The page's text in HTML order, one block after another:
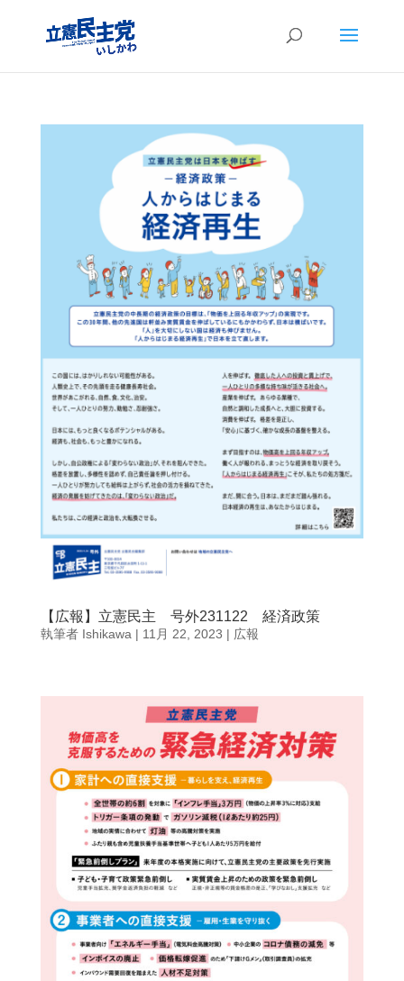
【広報】立憲民主 号外231122 経済政策
執筆者 Ishikawa| 11月 22, 2023 | 広報